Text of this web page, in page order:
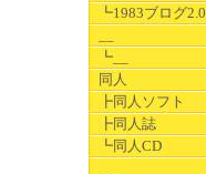
┗1983ブログ2.0
┗__
同人
┣同人ソフト
┣同人誌
┗同人CD